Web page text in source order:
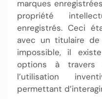
marques
propriété
enregistrés. Ceci
avec un titulaire de
impossible, il
options à
l’utilisation
permettant